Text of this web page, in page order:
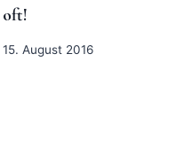
oft!
15. August 2016